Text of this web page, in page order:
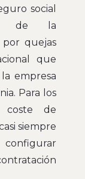
social
de la
por quejas
que
empresa
Para los
coste de
siempre